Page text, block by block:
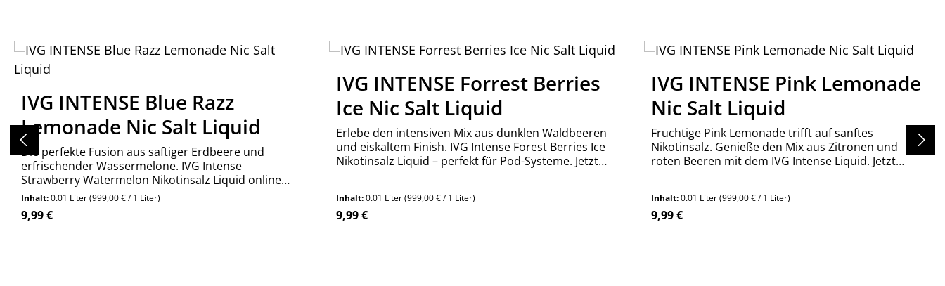
Produktgalerie überspringen
IVG INTENSE Blue Razz
Lemonade Nic Salt Liquid
Die perfekte Fusion aus saftiger Erdbeere und
erfrischender Wassermelone. IVG Intense
Strawberry Watermelon Nikotinsalz Liquid online
kaufen bei Wolkengarage!
Inhalt:0.01 Liter(999,00 € / 1 Liter)
Regulärer Preis:
9,99 €
IVG INTENSE Forrest Berries
Ice Nic Salt Liquid
Erlebe den intensiven Mix aus dunklen Waldbeeren
und eiskaltem Finish. IVG Intense Forest Berries Ice
Nikotinsalz Liquid – perfekt für Pod-Systeme. Jetzt
Inhalt:0.01 Liter(999,00 € / 1 Liter)
Regulärer Preis:
9,99 €
IVG INTENSE Pink Lemonade
Nic Salt Liquid
Fruchtige Pink Lemonade trifft auf sanftes
Nikotinsalz. Genieße den Mix aus Zitronen und
roten Beeren mit dem IVG Intense Liquid. Jetzt
Inhalt:0.01 Liter(999,00 € / 1 Liter)
Regulärer Preis:
9,99 €